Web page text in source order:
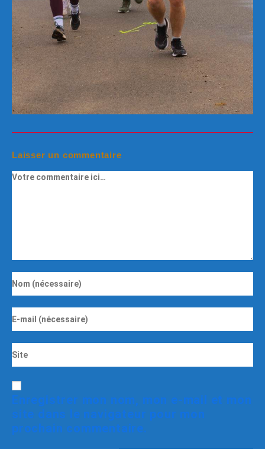
Laisser un commentaire
Enregistrer mon nom, mon e-mail et mon
site dans le navigateur pour mon
prochain commentaire.